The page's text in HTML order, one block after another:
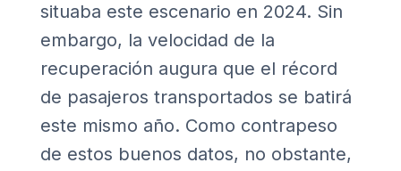
situaba este escenario en 2024. Sin
embargo, la velocidad de la
recuperación augura que el récord
de pasajeros transportados se batirá
este mismo año. Como contrapeso
de estos buenos datos, no obstante,